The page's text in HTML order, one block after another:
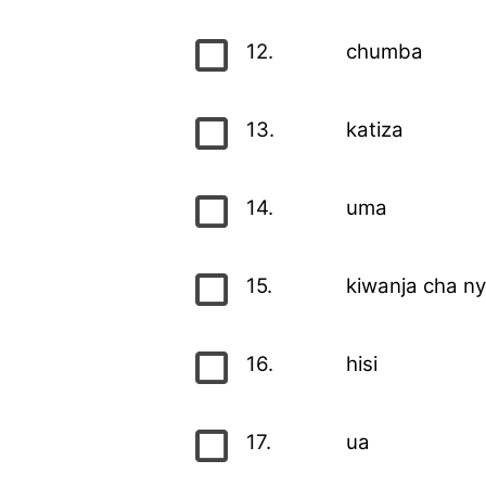
12. chumba
13. katiza
14. uma
15. kiwanja cha
16. hisi
17. ua